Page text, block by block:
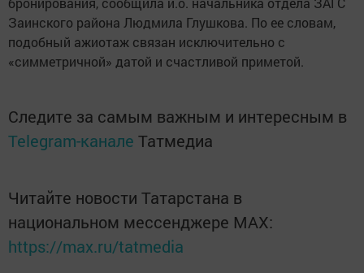
Заинского района Людмила Глушкова. По ее словам,
подобный ажиотаж связан исключительно с
«симметричной» датой и счастливой приметой.
Следите за самым важным и интересным в
Telegram-канале Татмедиа
Читайте новости Татарстана в
национальном мессенджере MАХ:
https://max.ru/tatmedia